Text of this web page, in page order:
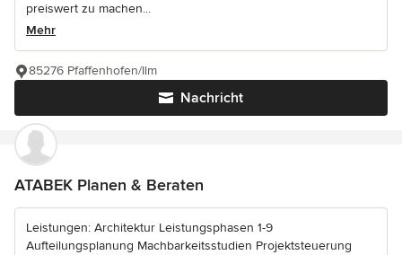
preiswert zu machen...
Mehr
Nachricht
85276 Pfaffenhofen/Ilm
ATABEK Planen & Beraten
Leistungen: Architektur Leistungsphasen 1-9
Aufteilungsplanung Machbarkeitsstudien Projektsteuerung